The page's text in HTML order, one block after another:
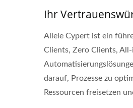
Ihr
Allele Cypert ist ein
Clients, Zero Clients,
darauf, Prozesse zu
Ressourcen freisetzen